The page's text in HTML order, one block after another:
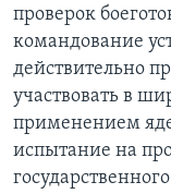
проверок
командование
действительно
участвовать в
применением
испытание на